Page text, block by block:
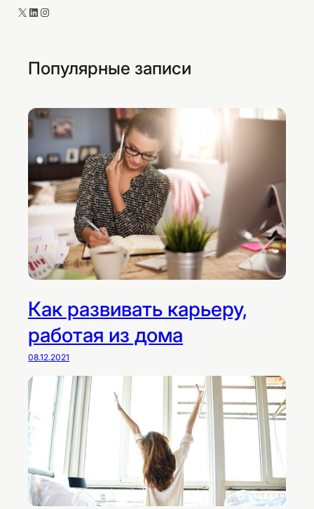
X LinkedIn Instagram
Популярные записи
Как развивать карьеру,
работая из дома
08.12.2021